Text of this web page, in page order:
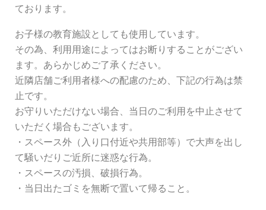
ております。
お子様の教育施設としても使用しています。
その為、利用用途によってはお断りすることがござい
ます。あらかじめご了承ください。
近隣店舗ご利用者様への配慮のため、下記の行為は禁
止です。
お守りいただけない場合、当日のご利用を中止させて
いただく場合もございます。
・スペース外（入り口付近や共用部等）で大声を出し
て騒いだりご近所に迷惑な行為。
・スペースの汚損、破損行為。
・当日出たゴミを無断で置いて帰ること。